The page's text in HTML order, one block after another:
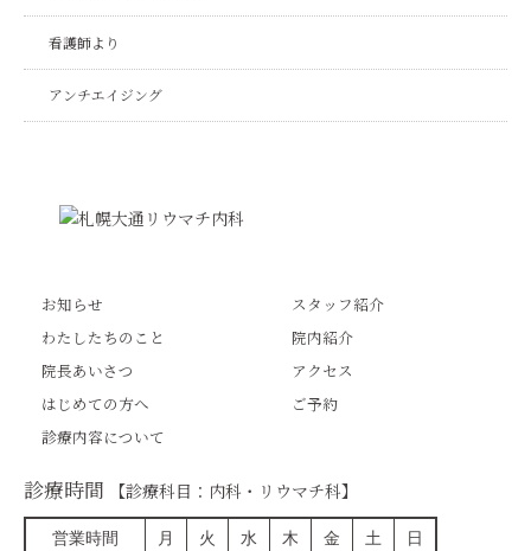
看護師より
アンチエイジング
お知らせ
わたしたちのこと
院長あいさつ
はじめての方へ
診療内容について
スタッフ紹介
院内紹介
アクセス
ご予約
診療時間 【診療科目：内科・リウマチ科】
営業時間 月 火 水 木 金 土 日